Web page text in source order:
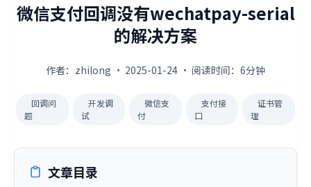
微信支付回调没有wechatpay-serial
的解决方案
作者：zhilong · 2025-01-24 · 阅读时间：6分钟
回调问
题
开发调
试
微信支
付
支付接
口
证书管
理
文章目录